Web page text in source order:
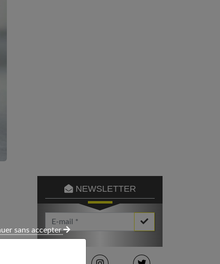
NEWSLETTER
Votre Email *
sans accepter